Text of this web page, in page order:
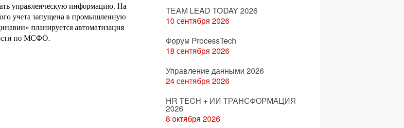
управленческую информацию. На
учета запущена в промышленную
планируется автоматизация
по МСФО.
TEAM LEAD TODAY 2026
10 сентября 2026
Форум ProcessTech
18 сентября 2026
Управление данными 2026
24 сентября 2026
HR TECH + ИИ ТРАНСФОРМАЦИЯ
2026
8 октября 2026